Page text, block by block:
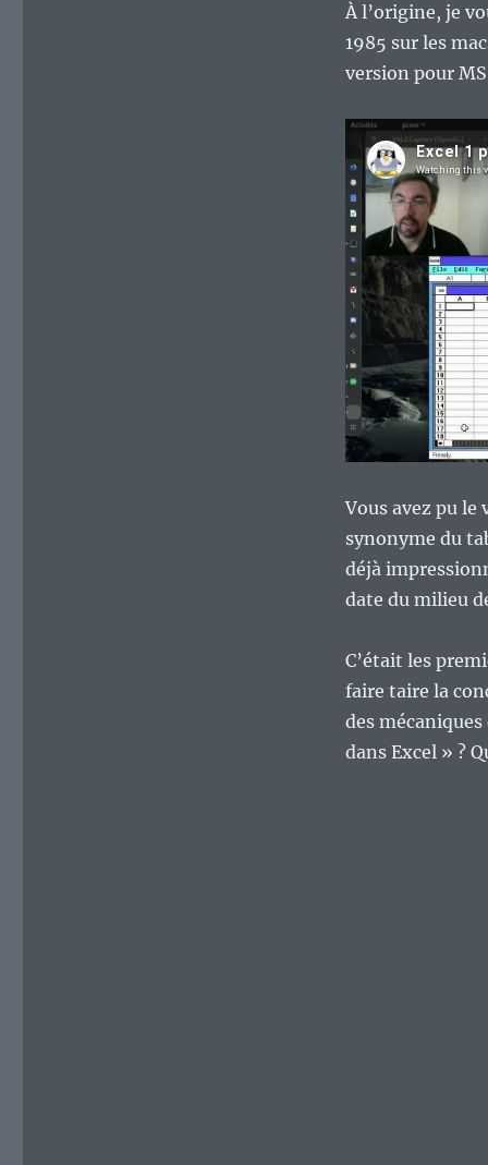
À l’origine, je
1985 sur les
version pour
Vous avez pu le
synonyme du
déjà
date du milieu
C’était les
faire taire la
des
dans Excel » ?